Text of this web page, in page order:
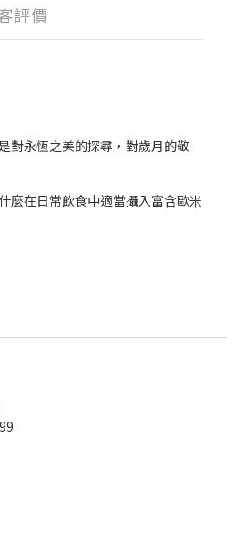
評價
對永恆之美的探尋，對歲月的敬
麼在日常飲食中適當攝入富含歐米